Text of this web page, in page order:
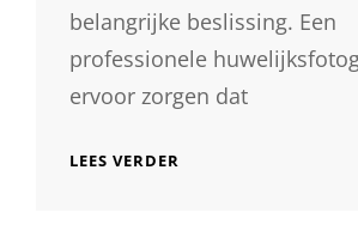
belangrijke beslissing. Een
professionele
ervoor zorgen dat
LEES VERDER